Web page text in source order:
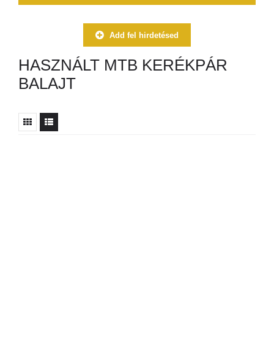
Add fel hirdetésed
HASZNÁLT MTB KERÉKPÁR
BALAJT